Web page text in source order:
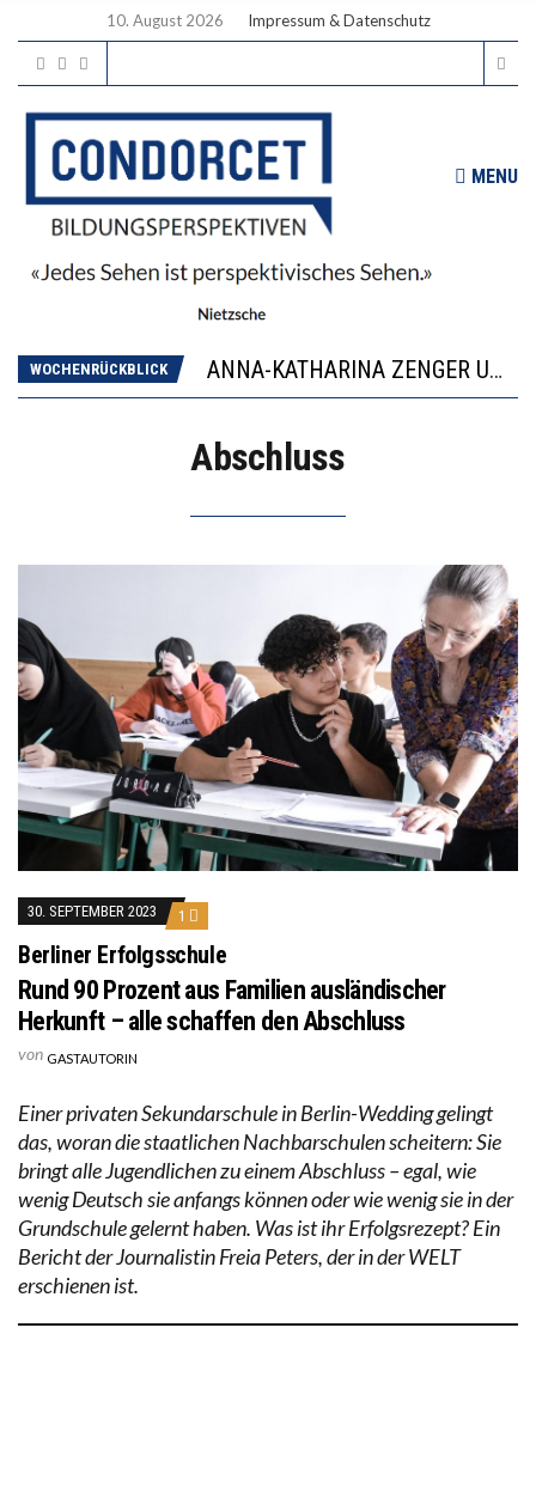
10. August 2026 Impressum & Datenschutz
MENU
WOCHENRÜCKBLICK
ANNA-KATHARINA ZENGER UND IHRE VERFASSUNGSKENNTNISSE
“VIEL ZU VIELE SCHÜLER, DIE GEMESSEN AN IHREN FÄHIGKEITEN GAR NICHT ANS GYMNASIUM GEHÖREN”
Abschluss
30. SEPTEMBER 2023 1
Berliner Erfolgsschule
Rund 90 Prozent aus Familien ausländischer
Herkunft – alle schaffen den Abschluss
von GASTAUTORIN
Einer privaten Sekundarschule in Berlin-Wedding gelingt
das, woran die staatlichen Nachbarschulen scheitern: Sie
bringt alle Jugendlichen zu einem Abschluss – egal, wie
wenig Deutsch sie anfangs können oder wie wenig sie in der
Grundschule gelernt haben. Was ist ihr Erfolgsrezept? Ein
Bericht der Journalistin Freia Peters, der in der WELT
erschienen ist.